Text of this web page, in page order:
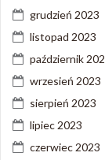
grudzień 2023
listopad 2023
październik
wrzesień 2023
sierpień 2023
lipiec 2023
czerwiec 2023